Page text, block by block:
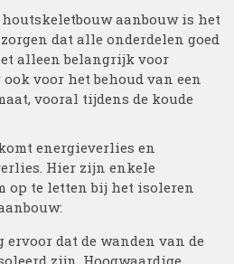
aanbouw is het
dat alle onderdelen goed
alleen belangrijk voor
voor het behoud van een
vooral tijdens de koude
energieverlies en
Hier zijn enkele
op te letten bij het isoleren
ervoor dat de wanden van de
zijn. Hoogwaardige